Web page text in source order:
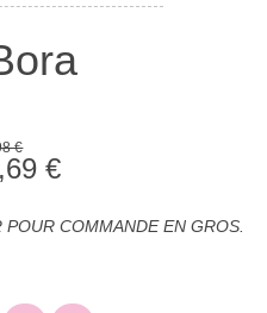
€
€
COMMANDE EN GROS.